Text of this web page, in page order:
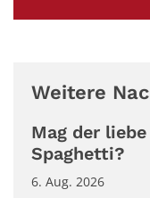
Weitere
Mag der
Spaghetti?
6. Aug. 2026